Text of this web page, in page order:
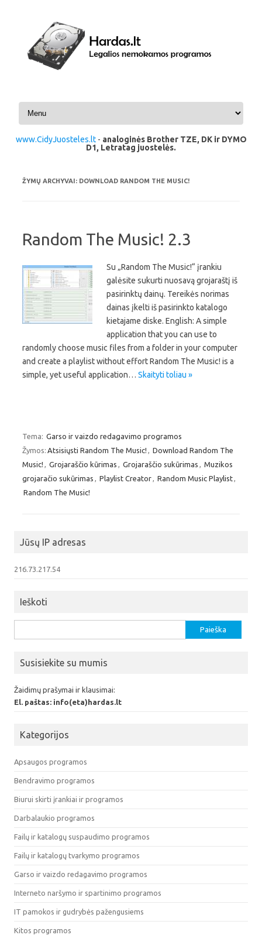
Pereiti prie turinio
www.CidyJuosteles.lt- analoginės Brother TZE, DK ir DYMO
D1, Letratag juostelės.
ŽYMŲ ARCHYVAI: DOWNLOAD RANDOM THE MUSIC!
Random The Music! 2.3
Su „Random The Music!“ įrankiu
galėsite sukurti nuosavą grojaraštį iš
pasirinktų dainų. Tereikės norimas
dainas įkelti iš pasirinkto katalogo
kietajame diske. English: A simple
application that you can use to
randomly choose music files from a folder in your computer
and create a playlist without effort Random The Music! is a
simple, yet useful application… Skaityti toliau »
Tema: Garso ir vaizdo redagavimo programos
Žymos: Atsisiųsti Random The Music!
Download Random The
Music!
Grojaraščio kūrimas Grojaraščio sukūrimas
Muzikos
grojaračio sukūrimas
Playlist Creator Random Music Playlist
Random The Music!
Jūsų IP adresas
216.73.217.54
Ieškoti
Susisiekite su mumis
Žaidimų prašymai ir klausimai:
El. paštas: info(eta)hardas.lt
Kategorijos
Apsaugos programos
Bendravimo programos
Biurui skirti įrankiai ir programos
Darbalaukio programos
Failų ir katalogų suspaudimo programos
Failų ir katalogų tvarkymo programos
Garso ir vaizdo redagavimo programos
Interneto naršymo ir spartinimo programos
IT pamokos ir gudrybės pažengusiems
Kitos programos